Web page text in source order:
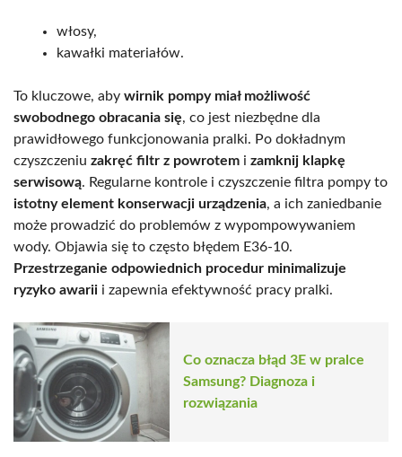
włosy,
kawałki materiałów.
To kluczowe, aby wirnik pompy miał możliwość
swobodnego obracania się, co jest niezbędne dla
prawidłowego funkcjonowania pralki. Po dokładnym
czyszczeniu zakręć filtr z powrotem i zamknij klapkę
serwisową. Regularne kontrole i czyszczenie filtra pompy to
istotny element konserwacji urządzenia, a ich zaniedbanie
może prowadzić do problemów z wypompowywaniem
wody. Objawia się to często błędem E36-10.
Przestrzeganie odpowiednich procedur minimalizuje
ryzyko awarii i zapewnia efektywność pracy pralki.
Co oznacza błąd 3E w pralce
Samsung? Diagnoza i
rozwiązania